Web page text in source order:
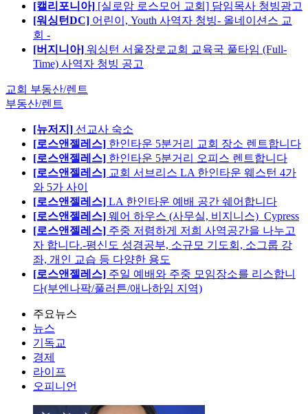
[캘리포니아] [실로암 로스모어 교회] 담임목사 청빙광고
[워싱턴DC] 어린이, Youth 사역자 청빙- 올네이션스 교
회 -
[버지니아] 워싱턴 서울장로교회 교육국 풀타임 (Full-
Time) 사역자 청빙 공고
교회 부동산/렌트
부동산/렌트
[뉴저지] 선교사 숙소
[로스앤젤레스] 한인타운 5분거리 교회 장소 렌트합니다
[로스앤젤레스] 한인타운 5분거리 오피스 렌트합니다
[로스앤젤레스] 교회 서브리스 LA 한인타운 웨스턴 4가
와 5가 사이
[로스앤젤레스] LA 한인타운 예배 공간 쉐어합니다
[로스앤젤레스] 웨어 하우스 (사무실, 비지니스)_Cypress
[로스앤젤레스] 주중 저렴하게 저희 사역공간을 나누고
자 합니다.-평신도 성경공부, 소규모 기도회, 소그룹 강
좌, 개인 교습 등 다양한 용도
[로스앤젤레스] 주일 예배와 주중 모임장소를 리스합니
다(부엔나팍/풀러튼/애나하임 지역)
주요뉴스
뉴스
기독교
경제
라이프
오피니언